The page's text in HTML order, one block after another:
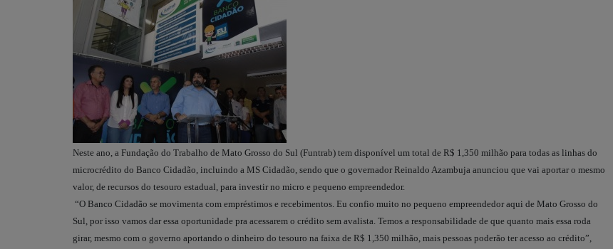
Neste ano, a Fundação do Trabalho de Mato Grosso do Sul (Funtrab) tem disponível um total de R$ 1,350 milhão para todas as linhas do
microcrédito do Banco Cidadão, incluindo a MS Cidadão, sendo que o governador Reinaldo Azambuja anunciou que vai aportar o mesmo
valor, de recursos do tesouro estadual, para investir no micro e pequeno empreendedor.
“O Banco Cidadão se movimenta com empréstimos e recebimentos. Eu confio muito no pequeno empreendedor aqui de Mato Grosso do
Sul, por isso vamos dar essa oportunidade pra acessarem o crédito sem avalista. Temos a responsabilidade de que quanto mais essa roda
girar, mesmo com o governo aportando o dinheiro do tesouro na faixa de R$ 1,350 milhão, mais pessoas poderão ter acesso ao crédito”,